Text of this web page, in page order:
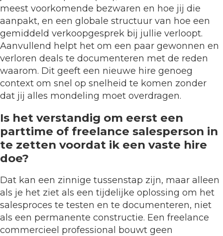
meest voorkomende bezwaren en hoe jij die
aanpakt, en een globale structuur van hoe een
gemiddeld verkoopgesprek bij jullie verloopt.
Aanvullend helpt het om een paar gewonnen en
verloren deals te documenteren met de reden
waarom. Dit geeft een nieuwe hire genoeg
context om snel op snelheid te komen zonder
dat jij alles mondeling moet overdragen.
Is het verstandig om eerst een
parttime of freelance salesperson in
te zetten voordat ik een vaste hire
doe?
Dat kan een zinnige tussenstap zijn, maar alleen
als je het ziet als een tijdelijke oplossing om het
salesproces te testen en te documenteren, niet
als een permanente constructie. Een freelance
commercieel professional bouwt geen